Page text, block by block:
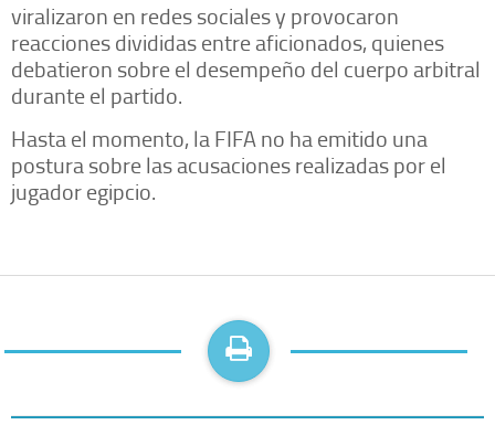
viralizaron en redes sociales y provocaron
reacciones divididas entre aficionados, quienes
debatieron sobre el desempeño del cuerpo arbitral
durante el partido.
Hasta el momento, la FIFA no ha emitido una
postura sobre las acusaciones realizadas por el
jugador egipcio.